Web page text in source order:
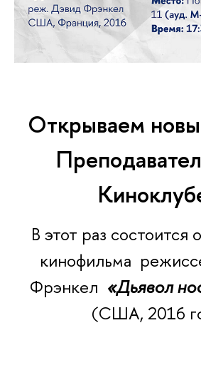
Открываем
В этот раз состоится
кинофильма
Фрэнкел «Дьявол
(США, 2016